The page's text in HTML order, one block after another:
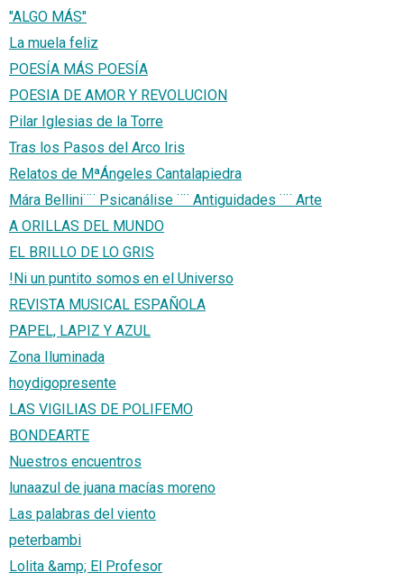
"ALGO MÁS"
La muela feliz
POESÍA MÁS POESÍA
POESIA DE AMOR Y REVOLUCION
Pilar Iglesias de la Torre
Tras los Pasos del Arco Iris
Relatos de MªÁngeles Cantalapiedra
Mára Bellini¨¨ Psicanálise ¨¨ Antiguidades ¨¨ Arte
A ORILLAS DEL MUNDO
EL BRILLO DE LO GRIS
!Ni un puntito somos en el Universo
REVISTA MUSICAL ESPAÑOLA
PAPEL, LAPIZ Y AZUL
Zona Iluminada
hoydigopresente
LAS VIGILIAS DE POLIFEMO
BONDEARTE
Nuestros encuentros
lunaazul de juana macías moreno
Las palabras del viento
peterbambi
Lolita &amp; El Profesor